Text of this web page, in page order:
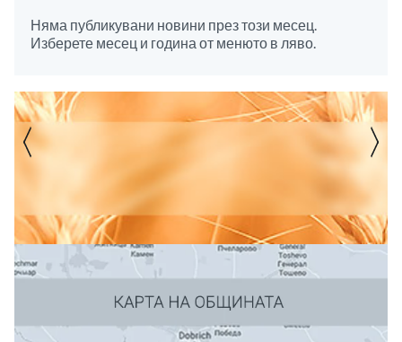
Няма публикувани новини през този месец.
Изберете месец и година от менюто в ляво.